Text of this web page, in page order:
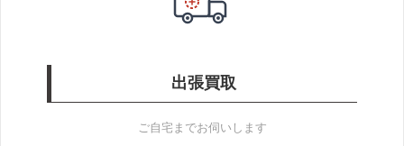
出張買取
ご自宅までお伺いします